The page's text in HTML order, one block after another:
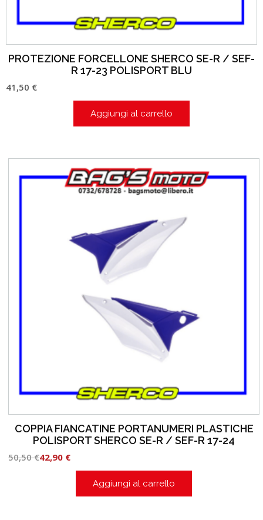
PROTEZIONE FORCELLONE SHERCO SE-R / SEF-
R 17-23 POLISPORT BLU
41,50 €
Aggiungi al carrello
COPPIA FIANCATINE PORTANUMERI PLASTICHE
POLISPORT SHERCO SE-R / SEF-R 17-24
50,50€42,90 €
Aggiungi al carrello